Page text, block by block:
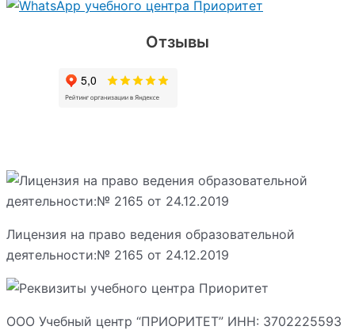
Отзывы
Лицензия на право ведения образовательной
деятельности:№ 2165 от 24.12.2019
ООО Учебный центр “ПРИОРИТЕТ” ИНН: 3702225593